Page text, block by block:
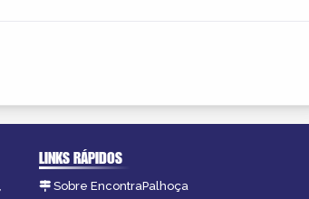
LINKS RÁPIDOS
Sobre EncontraPalhoça